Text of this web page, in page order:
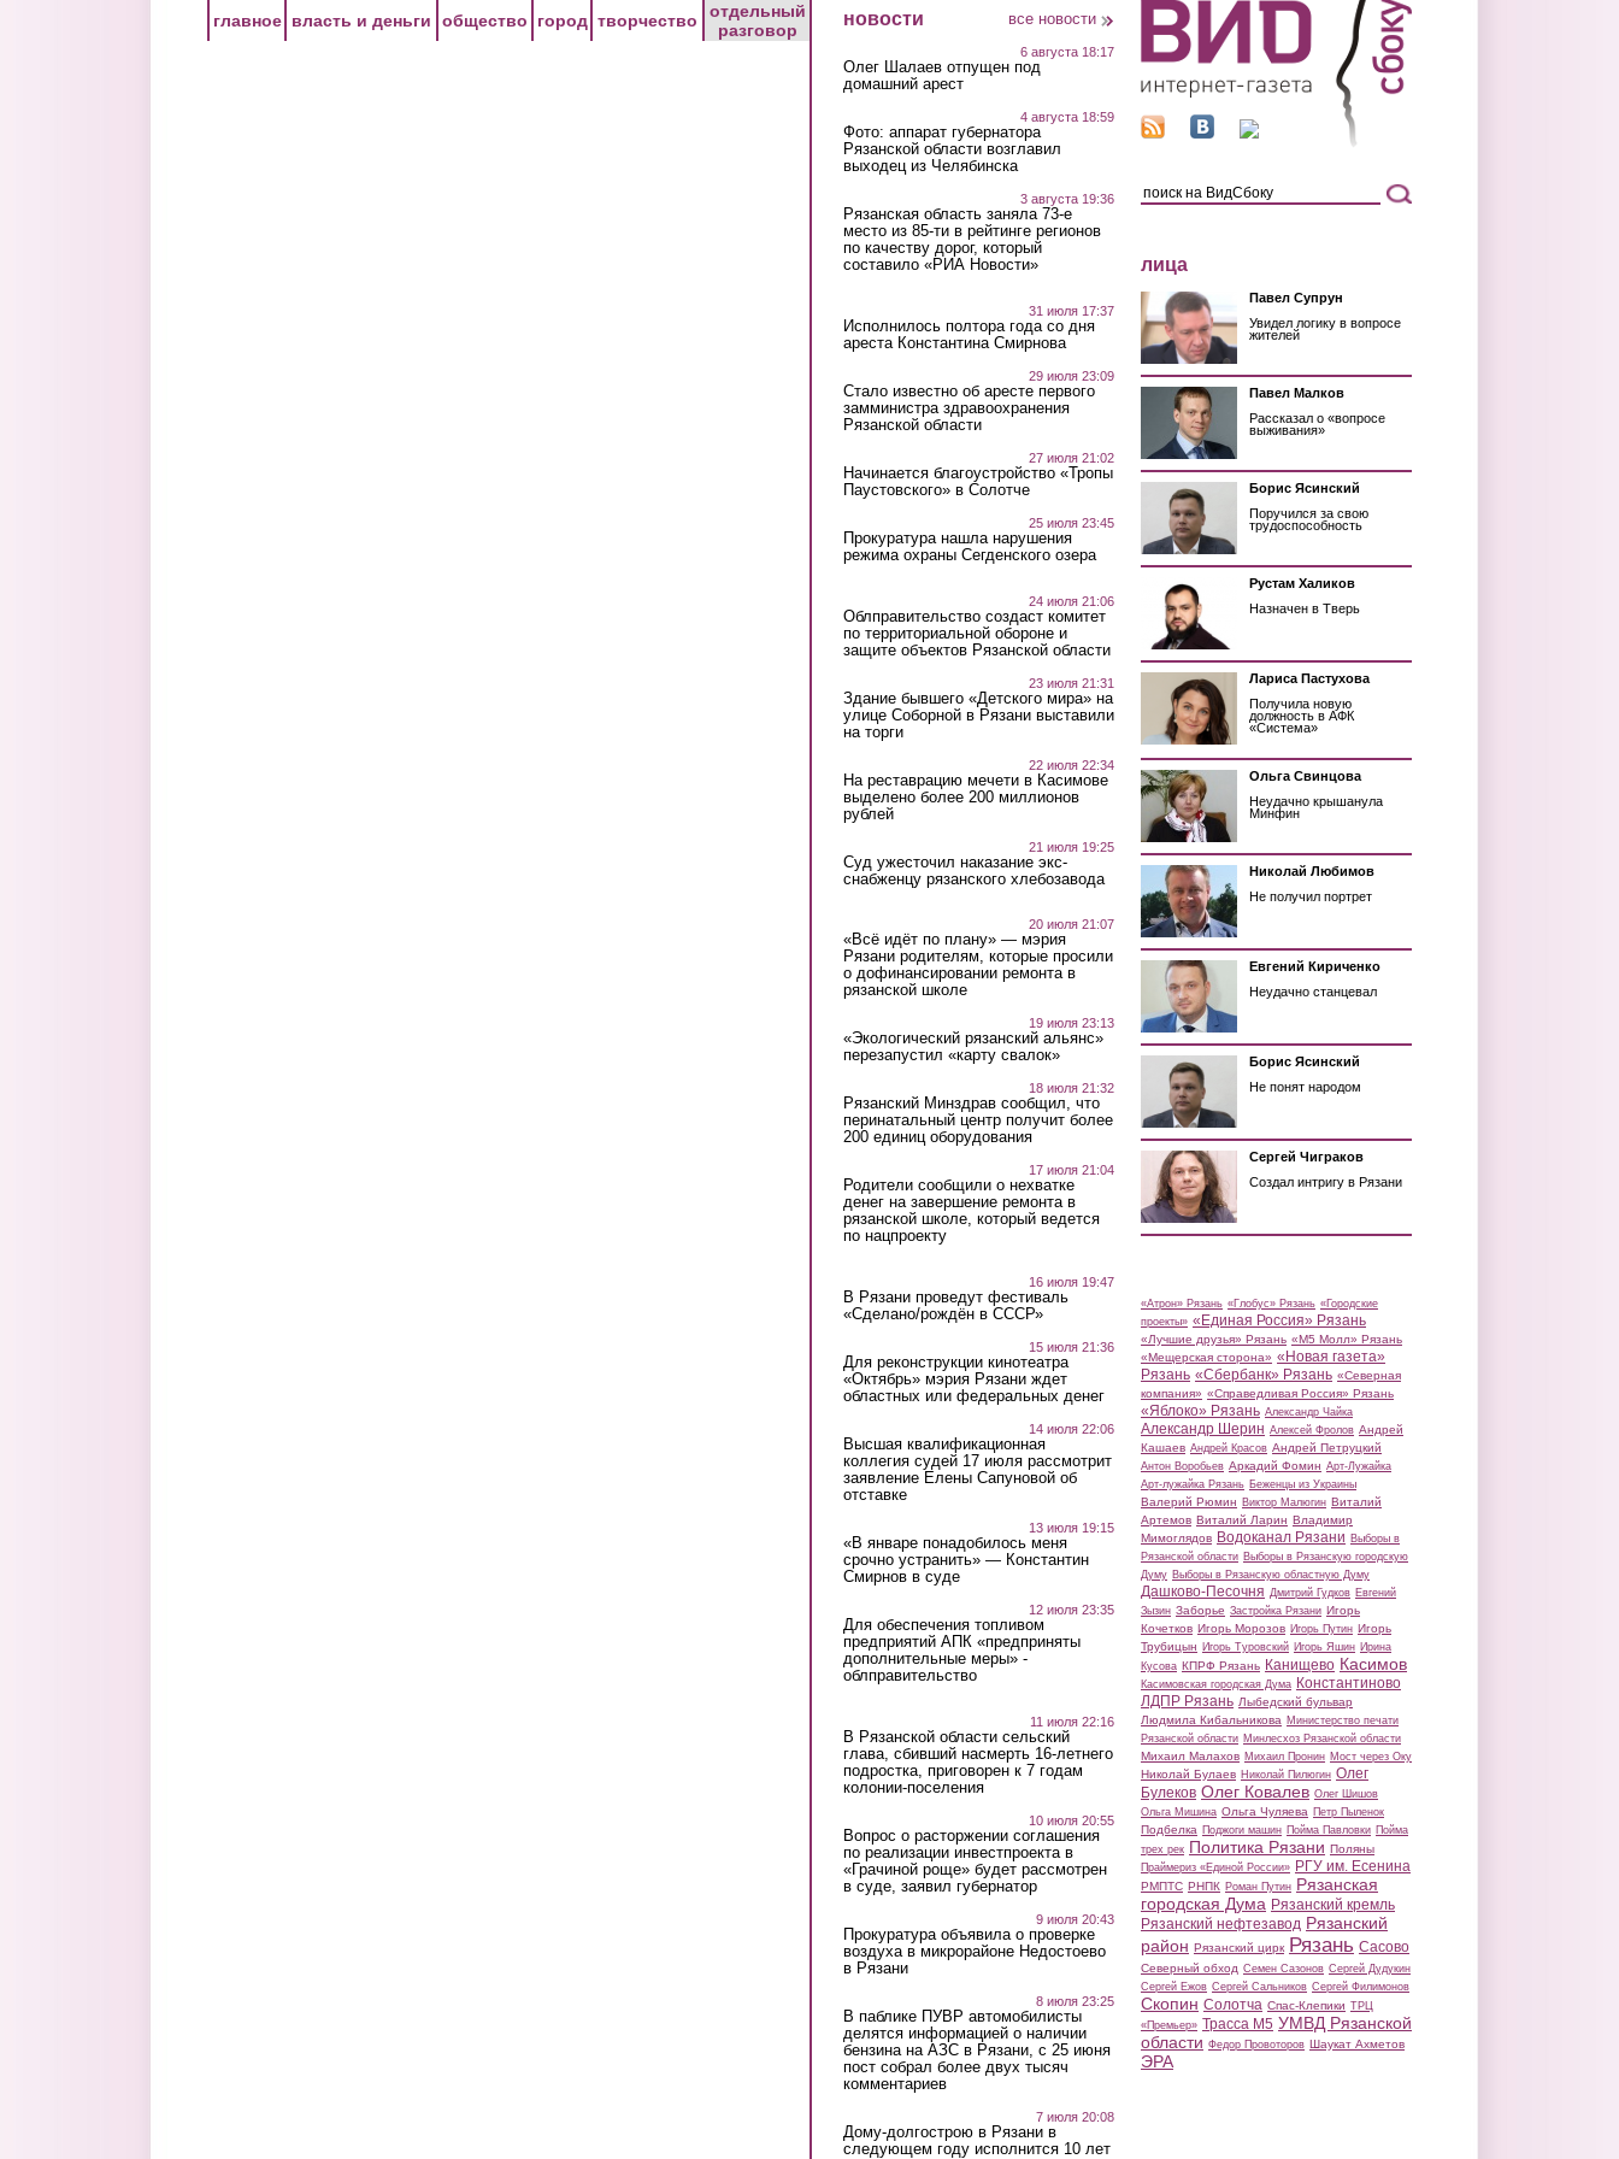
главное власть и деньги общество город творчество
отдельный
разговор
новости все новости
6 августа 18:17
Олег Шалаев отпущен под
домашний арест
4 августа 18:59
Фото: аппарат губернатора
Рязанской области возглавил
выходец из Челябинска
3 августа 19:36
Рязанская область заняла 73-е
место из 85-ти в рейтинге регионов
по качеству дорог, который
составило «РИА Новости»
31 июля 17:37
Исполнилось полтора года со дня
ареста Константина Смирнова
29 июля 23:09
Стало известно об аресте первого
замминистра здравоохранения
Рязанской области
27 июля 21:02
Начинается благоустройство «Тропы
Паустовского» в Солотче
25 июля 23:45
Прокуратура нашла нарушения
режима охраны Сегденского озера
24 июля 21:06
Облправительство создаст комитет
по территориальной обороне и
защите объектов Рязанской области
23 июля 21:31
Здание бывшего «Детского мира» на
улице Соборной в Рязани выставили
на торги
22 июля 22:34
На реставрацию мечети в Касимове
выделено более 200 миллионов
рублей
21 июля 19:25
Суд ужесточил наказание экс-
снабженцу рязанского хлебозавода
20 июля 21:07
«Всё идёт по плану» — мэрия
Рязани родителям, которые просили
о дофинансировании ремонта в
рязанской школе
19 июля 23:13
«Экологический рязанский альянс»
перезапустил «карту свалок»
18 июля 21:32
Рязанский Минздрав сообщил, что
перинатальный центр получит более
200 единиц оборудования
17 июля 21:04
Родители сообщили о нехватке
денег на завершение ремонта в
рязанской школе, который ведется
по нацпроекту
16 июля 19:47
В Рязани проведут фестиваль
«Сделано/рождён в СССР»
15 июля 21:36
Для реконструкции кинотеатра
«Октябрь» мэрия Рязани ждет
областных или федеральных денег
14 июля 22:06
Высшая квалификационная
коллегия судей 17 июля рассмотрит
заявление Елены Сапуновой об
отставке
13 июля 19:15
«В январе понадобилось меня
срочно устранить» — Константин
Смирнов в суде
12 июля 23:35
Для обеспечения топливом
предприятий АПК «предприняты
дополнительные меры» -
облправительство
11 июля 22:16
В Рязанской области сельский
глава, сбивший насмерть 16-летнего
подростка, приговорен к 7 годам
колонии-поселения
10 июля 20:55
Вопрос о расторжении соглашения
по реализации инвестпроекта в
«Грачиной роще» будет рассмотрен
в суде, заявил губернатор
9 июля 20:43
Прокуратура объявила о проверке
воздуха в микрорайоне Недостоево
в Рязани
8 июля 23:25
В паблике ПУВР автомобилисты
делятся информацией о наличии
бензина на АЗС в Рязани, с 25 июня
пост собрал более двух тысяч
комментариев
7 июля 20:08
Дому-долгострою в Рязани в
следующем году исполнится 10 лет
лица
Павел Супрун
Увидел логику в вопросе
жителей
Павел Малков
Рассказал о «вопросе
выживания»
Борис Ясинский
Поручился за свою
трудоспособность
Рустам Халиков
Назначен в Тверь
Лариса Пастухова
Получила новую
должность в АФК
«Система»
Ольга Свинцова
Неудачно крышанула
Минфин
Николай Любимов
Не получил портрет
Евгений Кириченко
Неудачно станцевал
Борис Ясинский
Не понят народом
Сергей Чиграков
Создал интригу в Рязани
«Атрон» Рязань «Глобус» Рязань «Городские
проекты» «Единая Россия» Рязань
«Лучшие друзья» Рязань «М5 Молл» Рязань
«Мещерская сторона» «Новая газета»
Рязань «Сбербанк» Рязань «Северная
компания» «Справедливая Россия» Рязань
«Яблоко» Рязань Александр Чайка
Александр Шерин Алексей Фролов Андрей
Кашаев Андрей Красов Андрей Петруцкий
Антон Воробьев Аркадий Фомин Арт-Лужайка
Арт-лужайка Рязань Беженцы из Украины
Валерий Рюмин Виктор Малюгин Виталий
Артемов Виталий Ларин Владимир
Мимоглядов Водоканал Рязани Выборы в
Рязанской области Выборы в Рязанскую городскую
Думу Выборы в Рязанскую областную Думу
Дашково-Песочня Дмитрий Гудков Евгений
Зызин Заборье Застройка Рязани Игорь
Кочетков Игорь Морозов Игорь Путин Игорь
Трубицын Игорь Туровский Игорь Яшин Ирина
Кусова КПРФ Рязань Канищево Касимов
Касимовская городская Дума Константиново
ЛДПР Рязань Лыбедский бульвар
Людмила Кибальникова Министерство печати
Рязанской области Минлесхоз Рязанской области
Михаил Малахов Михаил Пронин Мост через Оку
Николай Булаев Николай Пилюгин Олег
Булеков Олег Ковалев Олег Шишов
Ольга Мишина Ольга Чуляева Петр Пыленок
Подбелка Поджоги машин Пойма Павловки Пойма
трех рек Политика Рязани Поляны
Праймериз «Единой России» РГУ им. Есенина
РМПТС РНПК Роман Путин Рязанская
городская Дума Рязанский кремль
Рязанский нефтезавод Рязанский
район Рязанский цирк Рязань Сасово
Северный обход Семен Сазонов Сергей Дудукин
Сергей Ежов Сергей Сальников Сергей Филимонов
Скопин Солотча Спас-Клепики ТРЦ
«Премьер» Трасса М5 УМВД Рязанской
области Федор Провоторов Шаукат Ахметов
ЭРА